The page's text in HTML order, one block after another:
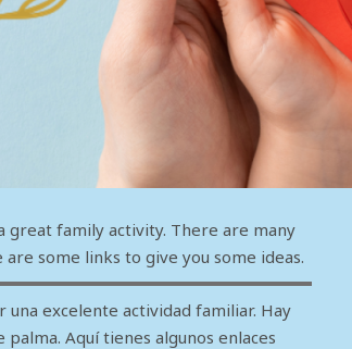
great family activity. There are many
some links to give you some ideas.
una excelente actividad familiar. Hay
Aquí tienes algunos enlaces